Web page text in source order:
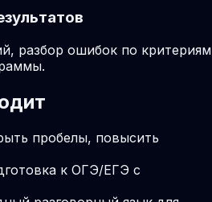
разбор ошибок по критериям
пробелы, повысить
к ОГЭ/ЕГЭ с